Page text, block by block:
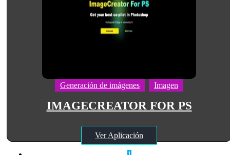
Generación de imágenes Imagen
IMAGECREATOR FOR PS
Ver Aplicación